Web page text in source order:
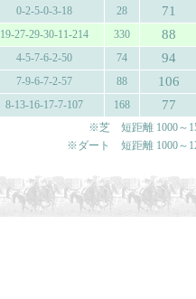
0-2-5-0-3-18 28 71
19-27-29-30-11-214 330 88
4-5-7-6-2-50 74 94
7-9-6-7-2-57 88 106
8-13-16-17-7-107 168 77
※芝 短距離 1000～
※ダート 短距離 1000～